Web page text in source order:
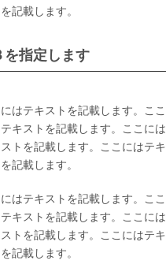
記載します。
を指定します
はテキストを記載します。ここ
キストを記載します。ここには
トを記載します。ここにはテキ
記載します。
はテキストを記載します。ここ
キストを記載します。ここには
トを記載します。ここにはテキ
記載します。